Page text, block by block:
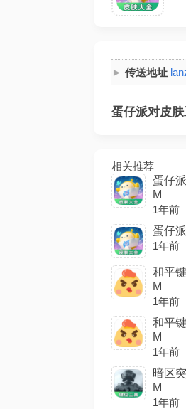
传送地址
蛋仔派对皮
相关推荐
蛋仔
M
1年前
蛋仔
1年前
和平
M
1年前
和平
M
1年前
暗区
M
1年前